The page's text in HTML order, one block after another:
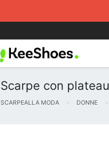
Scarpe con
SCARPEALLA MODA DONNE